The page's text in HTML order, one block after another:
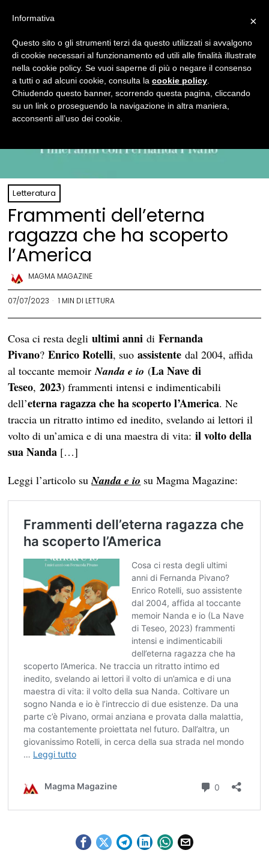
Letteratura
Frammenti dell’eterna
ragazza che ha scoperto
l’America
MAGMA MAGAZINE
07/07/2023 1 MIN DI LETTURA
Cosa ci resta degliultimi annidiFernanda
Pivano?Enrico Rotelli, suoassistente dal 2004, affida
al toccante memoirNanda e io (La Nave di
Teseo,2023) frammenti intensi e indimenticabili
dell’eterna ragazza che ha scoperto l’America. Ne
traccia un ritratto intimo ed inedito, svelando ai lettori il
volto di un’amica e di una maestra di vita:il volto della
sua Nanda […]
Leggi l’articolo suNanda e io su Magma Magazine:
×
Informativa
Questo sito o gli strumenti terzi da questo utilizzati si avvalgono
di cookie necessari al funzionamento ed utili alle finalità illustrate
nella cookie policy. Se vuoi saperne di più o negare il consenso
a tutti o ad alcuni cookie, consulta la cookie policy
Chiudendo questo banner, scorrendo questa pagina, cliccando
su un link o proseguendo la navigazione in altra maniera,
acconsenti all’uso dei cookie.